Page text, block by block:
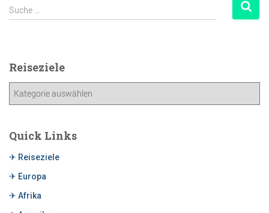
Suche …
Reiseziele
Quick Links
✈ Reiseziele
✈ Europa
✈ Afrika